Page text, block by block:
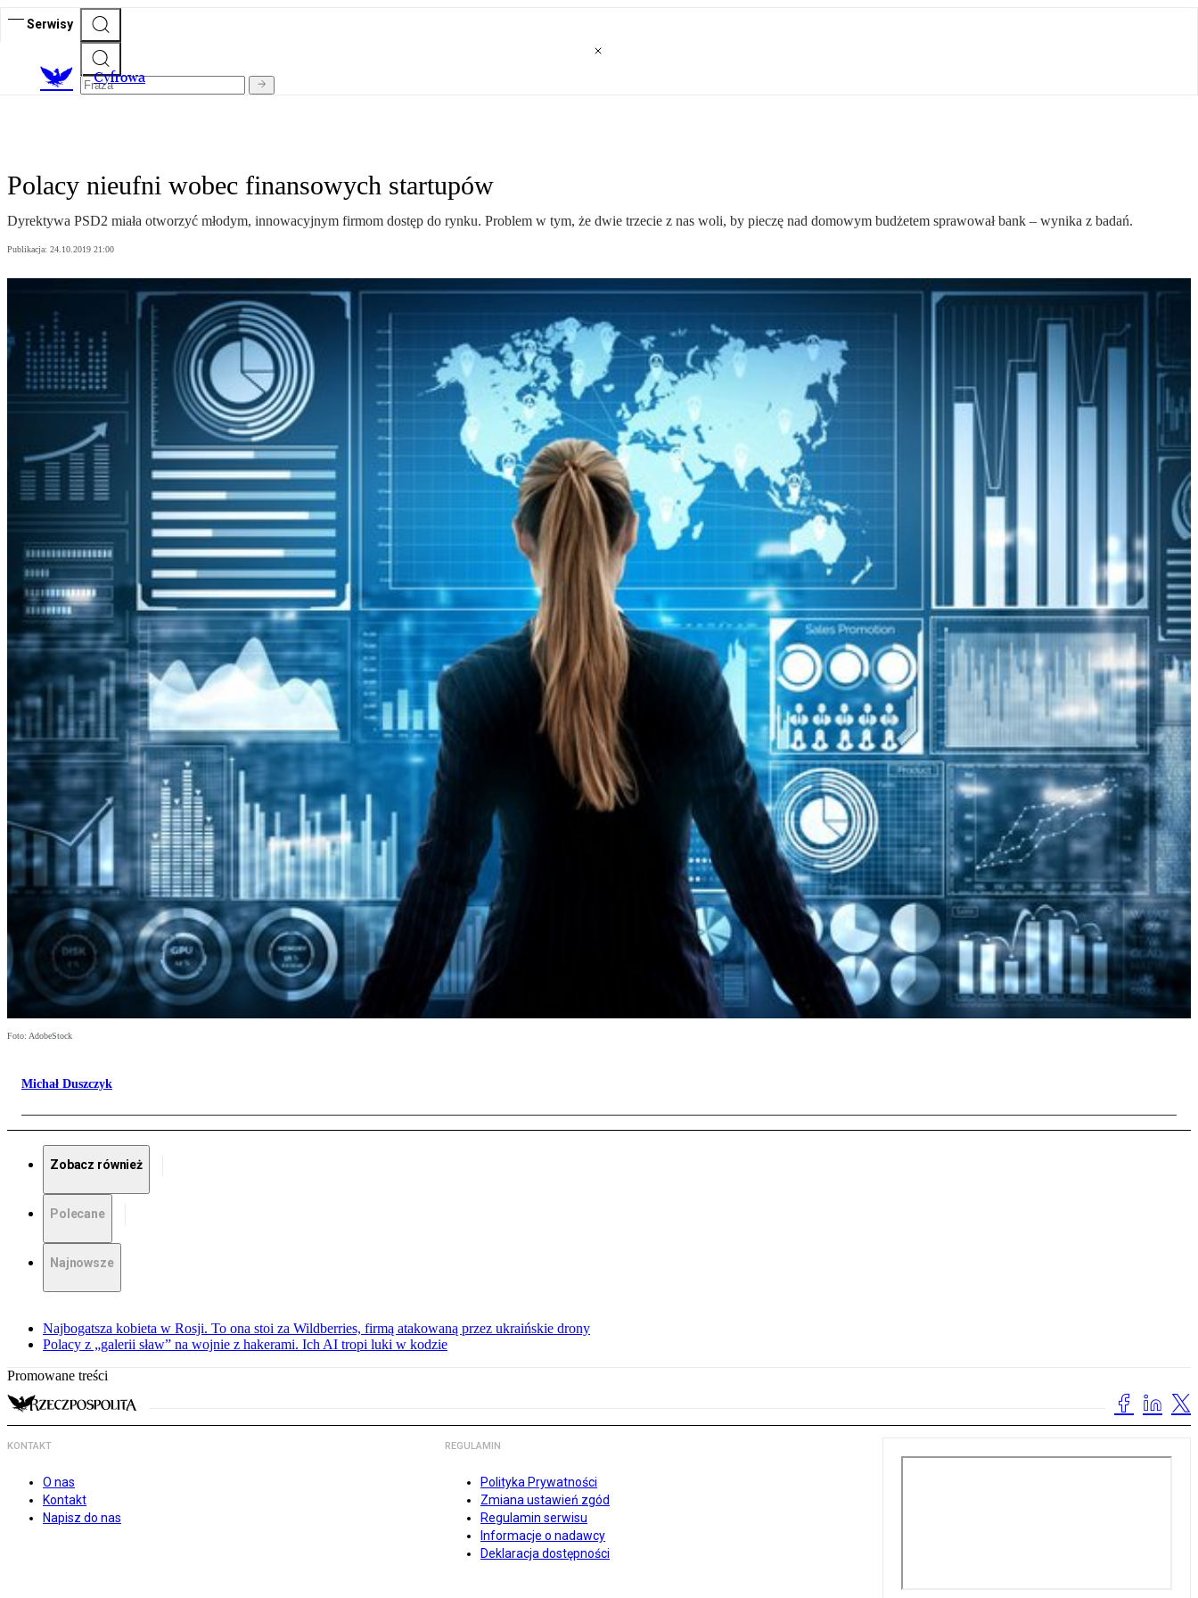
Serwisy
Cyfrowa
Polacy nieufni wobec finansowych startupów
Dyrektywa PSD2 miała otworzyć młodym, innowacyjnym firmom dostęp do rynku. Problem w tym, że dwie trzecie z nas woli, by pieczę nad domowym budżetem sprawował bank – wynika z badań.
Publikacja: 24.10.2019 21:00
Foto: AdobeStock
Michał Duszczyk
Zobacz również
Polecane
Najnowsze
Najbogatsza kobieta w Rosji. To ona stoi za Wildberries, firmą atakowaną przez ukraińskie drony
Polacy z „galerii sław” na wojnie z hakerami. Ich AI tropi luki w kodzie
Promowane treści
KONTAKT
O nas
Kontakt
Napisz do nas
REGULAMIN
Polityka Prywatności
Zmiana ustawień zgód
Regulamin serwisu
Informacje o nadawcy
Deklaracja dostępności